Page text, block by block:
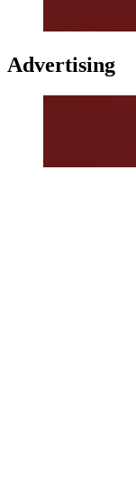
Advertising